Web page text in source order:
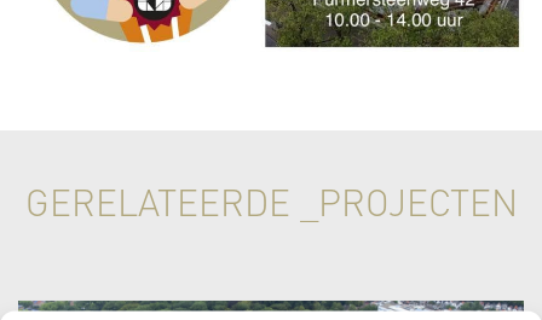
GERELATEERDE _PROJECTEN